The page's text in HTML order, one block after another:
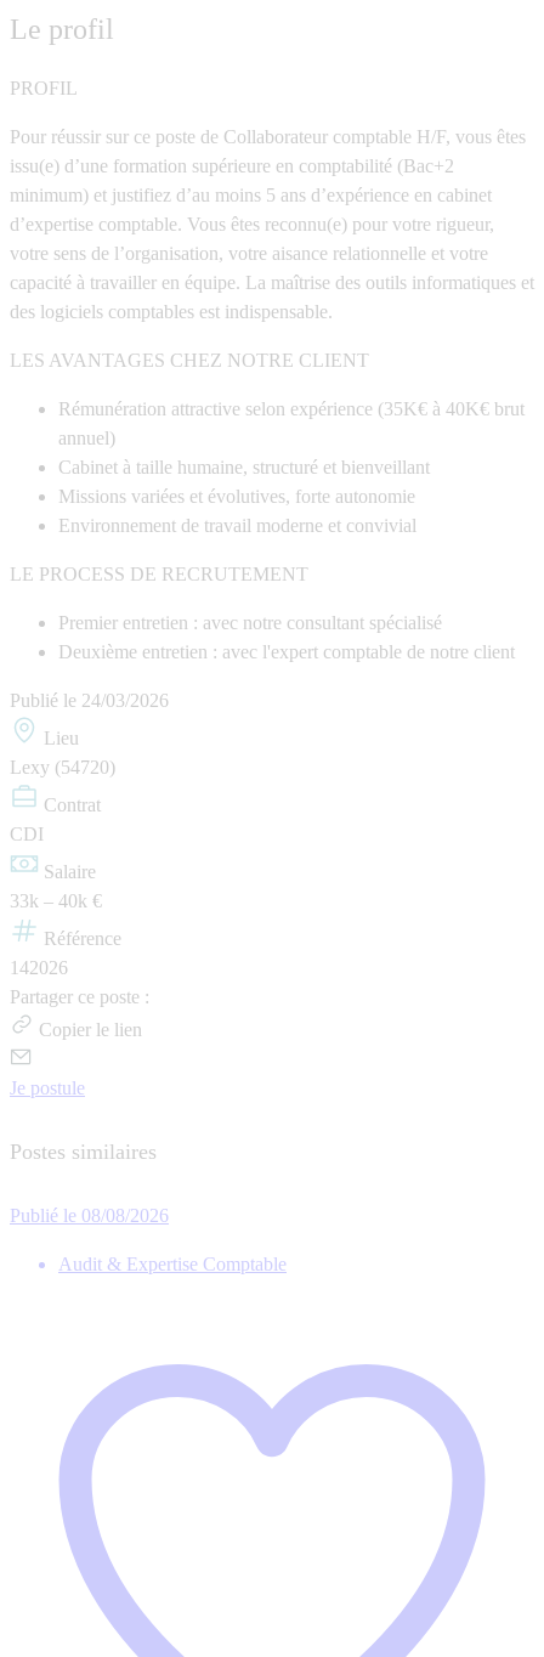
Le profil
PROFIL
Pour réussir sur ce poste de Collaborateur comptable H/F, vous êtes
issu(e) d’une formation supérieure en comptabilité (Bac+2
minimum) et justifiez d’au moins 5 ans d’expérience en cabinet
d’expertise comptable. Vous êtes reconnu(e) pour votre rigueur,
votre sens de l’organisation, votre aisance relationnelle et votre
capacité à travailler en équipe. La maîtrise des outils informatiques et
des logiciels comptables est indispensable.
LES AVANTAGES CHEZ NOTRE CLIENT
Rémunération attractive selon expérience (35K€ à 40K€ brut
annuel)
Cabinet à taille humaine, structuré et bienveillant
Missions variées et évolutives, forte autonomie
Environnement de travail moderne et convivial
LE PROCESS DE RECRUTEMENT
Premier entretien : avec notre consultant spécialisé
Deuxième entretien : avec l'expert comptable de notre client
Publié le 24/03/2026
Lieu
Lexy (54720)
Contrat
CDI
Salaire
33k – 40k €
Référence
142026
Partager ce poste :
Copier le lien
Je postule
Postes similaires
Publié le 08/08/2026
Audit & Expertise Comptable